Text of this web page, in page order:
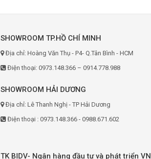
SHOWROOM TP.HỒ CHÍ MINH
Địa chỉ: Hoàng Văn Thụ - P4- Q.Tân Bình - HCM
Điện thoại: 0973.148.366 – 0914.778.988
SHOWROOM HẢI DƯƠNG
Địa chỉ: Lê Thanh Nghị - TP Hải Dương
Điện thoại : 0973.148.366 - 0988.671.602
TK BIDV- Ngân hàng đầu tư và phát triển VN